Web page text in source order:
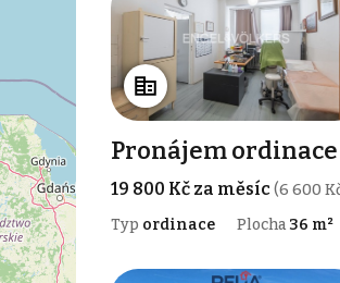
Pronájem ordinace
19 800 Kč za měsíc(6 600
Typ ordinace Plocha 36 m²